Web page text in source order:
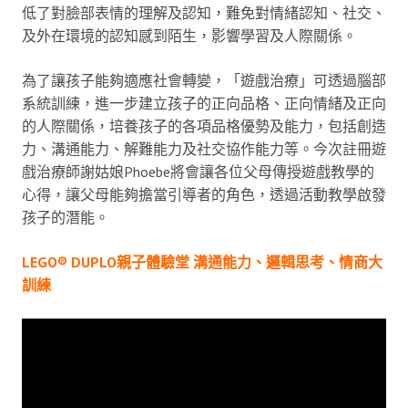
低了對臉部表情的理解及認知，難免對情緒認知、社交、
及外在環境的認知感到陌生，影響學習及人際關係。
為了讓孩子能夠適應社會轉變，「遊戲治療」可透過腦部
系統訓練，進一步建立孩子的正向品格、正向情緒及正向
的人際關係，培養孩子的各項品格優勢及能力，包括創造
力、溝通能力、解難能力及社交協作能力等。今次註冊遊
戲治療師謝姑娘Phoebe將會讓各位父母傳授遊戲教學的
心得，讓父母能夠擔當引導者的角色，透過活動教學啟發
孩子的潛能。
LEGO® DUPLO親子體驗堂 溝通能力、邏輯思考、情商大
訓練